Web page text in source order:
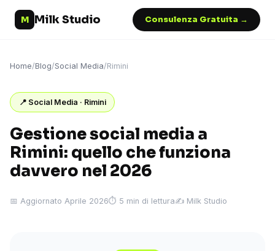
M Milk Studio Consulenza Gratuita →
Home/Blog/Social Media/Rimini
📍 Social Media · Rimini
Gestione social media a
Rimini: quello che funziona
davvero nel 2026
📅 Aggiornato Aprile 2026⏱ 5 min di lettura✍️ Milk Studio